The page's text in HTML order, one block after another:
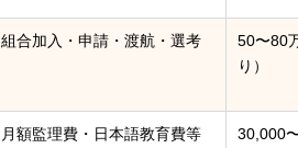
組合加入・申請・渡航・選考
50〜80
り）
月額監理費・日本語教育費等 30,000